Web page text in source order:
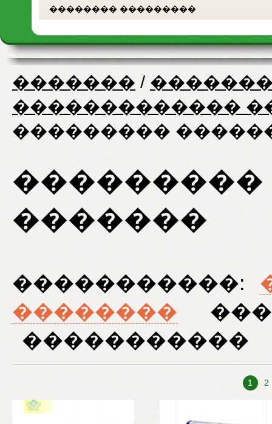
�������� ���������
������� /
�������������
���������
���������
�������
�����������:
��������
�����������
1 2